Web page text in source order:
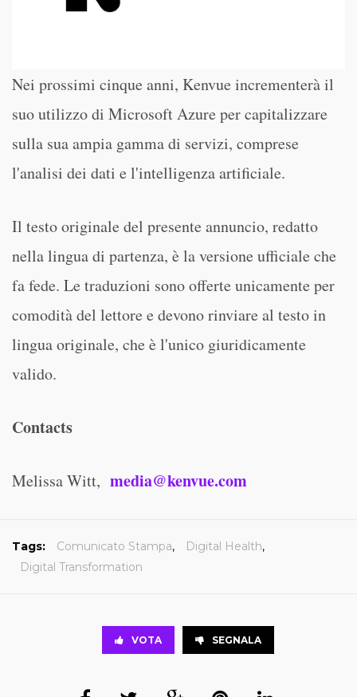
Nei prossimi cinque anni, Kenvue incrementerà il
suo utilizzo di Microsoft Azure per capitalizzare
sulla sua ampia gamma di servizi, comprese
l'analisi dei dati e l'intelligenza artificiale.
Il testo originale del presente annuncio, redatto
nella lingua di partenza, è la versione ufficiale che
fa fede. Le traduzioni sono offerte unicamente per
comodità del lettore e devono rinviare al testo in
lingua originale, che è l'unico giuridicamente
valido.
Contacts
Melissa Witt, media@kenvue.com
Tags: Comunicato Stampa, Digital Health,
Digital Transformation
VOTA SEGNALA